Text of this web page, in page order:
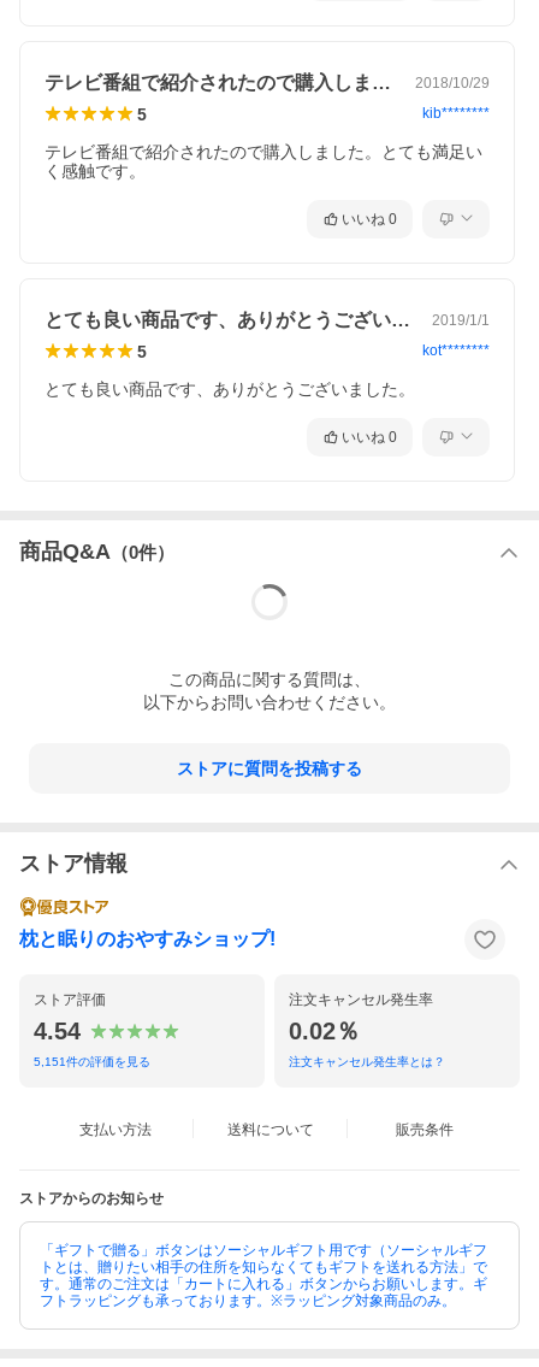
胎児は、お腹の中で、お母さんの鼓動や声を聞きながら、う
とうと眠り、心地よく過ごしています。
間。
胎児の時と同じ姿勢でいられることで、安心するんですね。
不安やストレスを感じる時、自然と胎児姿勢になることで安
と言われています。
テレビ番組で紹介されたので購入しました… 2018/10/29
5 kib********
テレビ番組で紹介されたので購入しました。とても満足い
く感触です。
いいね 0
とても良い商品です、ありがとうございま… 2019/1/1
5 kot********
とても良い商品です、ありがとうございました。
いいね 0
商品Q&A （0件）
この商品に関する質問は、
以下からお問い合わせください。
ストアに質問を投稿する
ストア情報
枕と眠りのおやすみショップ!
ストア評価
4.54
5,151件の評価を見る
注文キャンセル発生率
0.02％
注文キャンセル発生率とは？
支払い方法 送料について 販売条件
ストアからのお知らせ
「ギフトで贈る」ボタンはソーシャルギフト用です（ソーシャルギフ
トとは、贈りたい相手の住所を知らなくてもギフトを送れる方法」で
す。通常のご注文は「カートに入れる」ボタンからお願いします。ギ
フトラッピングも承っております。※ラッピング対象商品のみ。